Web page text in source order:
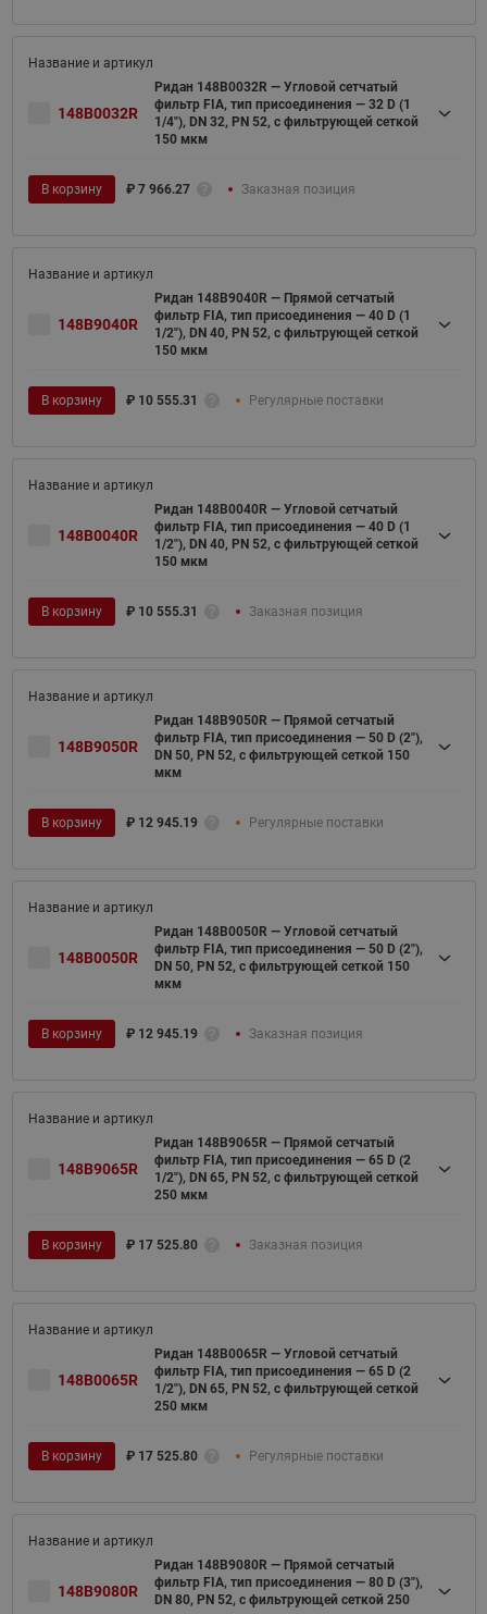
148B0032R
Ридан 148B0032R — Угловой сетчатый
фильтр FIA, тип присоединения — 32 D (1
1/4"), DN 32, PN 52, c фильтрующей сеткой
150 мкм
В корзину ₽ 7 966.27 Заказная позиция
148B9040R
Ридан 148B9040R — Прямой сетчатый
фильтр FIA, тип присоединения — 40 D (1
1/2"), DN 40, PN 52, c фильтрующей сеткой
150 мкм
В корзину ₽ 10 555.31 Регулярные поставки
148B0040R
Ридан 148B0040R — Угловой сетчатый
фильтр FIA, тип присоединения — 40 D (1
1/2"), DN 40, PN 52, c фильтрующей сеткой
150 мкм
В корзину ₽ 10 555.31 Заказная позиция
148B9050R
Ридан 148B9050R — Прямой сетчатый
фильтр FIA, тип присоединения — 50 D (2"),
DN 50, PN 52, c фильтрующей сеткой 150
мкм
В корзину ₽ 12 945.19 Регулярные поставки
148B0050R
Ридан 148B0050R — Угловой сетчатый
фильтр FIA, тип присоединения — 50 D (2"),
DN 50, PN 52, c фильтрующей сеткой 150
мкм
В корзину ₽ 12 945.19 Заказная позиция
148B9065R
Ридан 148B9065R — Прямой сетчатый
фильтр FIA, тип присоединения — 65 D (2
1/2"), DN 65, PN 52, c фильтрующей сеткой
250 мкм
В корзину ₽ 17 525.80 Заказная позиция
148B0065R
Ридан 148B0065R — Угловой сетчатый
фильтр FIA, тип присоединения — 65 D (2
1/2"), DN 65, PN 52, c фильтрующей сеткой
250 мкм
В корзину ₽ 17 525.80 Регулярные поставки
148B9080R
Ридан 148B9080R — Прямой сетчатый
фильтр FIA, тип присоединения — 80 D (3"),
DN 80, PN 52, c фильтрующей сеткой 250